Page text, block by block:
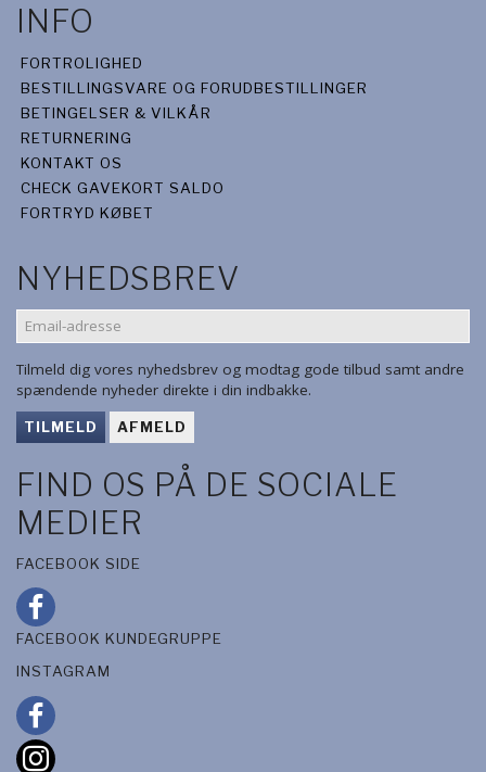
INFO
FORTROLIGHED
BESTILLINGSVARE OG FORUDBESTILLINGER
BETINGELSER & VILKÅR
RETURNERING
KONTAKT OS
CHECK GAVEKORT SALDO
FORTRYD KØBET
NYHEDSBREV
EMAIL-
ADRESSE
Tilmeld dig vores nyhedsbrev og modtag gode tilbud samt andre
spændende nyheder direkte i din indbakke.
TILMELD AFMELD
FIND OS PÅ DE SOCIALE
MEDIER
FACEBOOK SIDE
FACEBOOK KUNDEGRUPPE
INSTAGRAM